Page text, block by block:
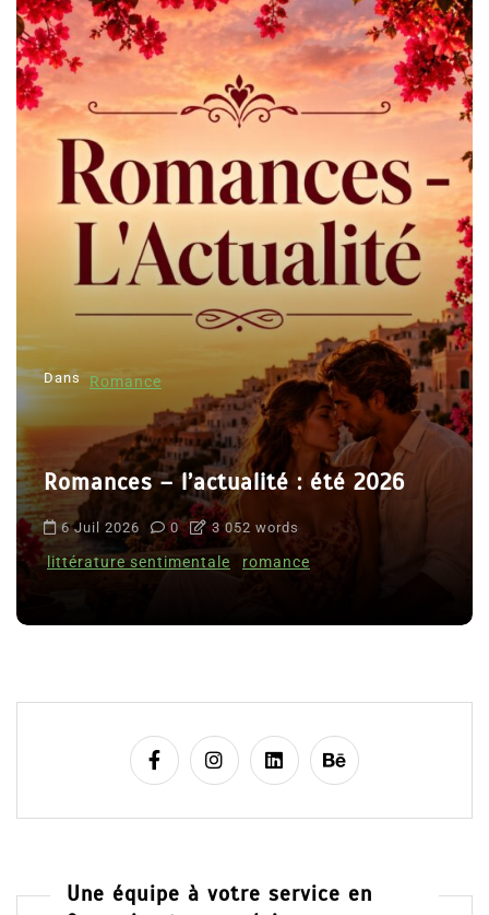
Dans Romance
Romances – l’actualité : été 2026
6 Juil 2026 0 3 052 words
littérature sentimentale romance
Une équipe à votre service en